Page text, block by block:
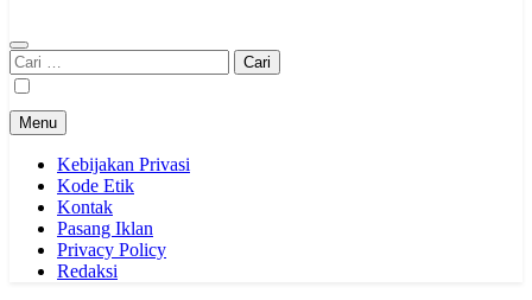
Cari
untuk:
Menu
Kebijakan Privasi
Kode Etik
Kontak
Pasang Iklan
Privacy Policy
Redaksi